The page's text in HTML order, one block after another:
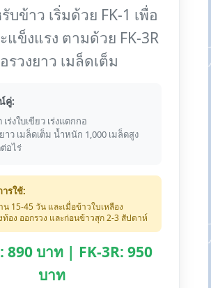
ข้าว เริ่มด้วย FK-1 เพื่อ
แข็งแรง ตามด้วย FK-3R
รวงยาว เมล็ดเต็ม
คู่:
เร่งใบเขียว เร่งแตกกอ
ยาว เมล็ดเต็ม น้ำหนัก 1,000 เมล็ดสูง
อไร่
ารใช้:
น 15-45 วัน และเมื่อข้าวใบเหลือง
ท้อง ออกรวง และก่อนข้าวสุก 2-3 สัปดาห์
890 บาท | FK-3R: 950
บาท